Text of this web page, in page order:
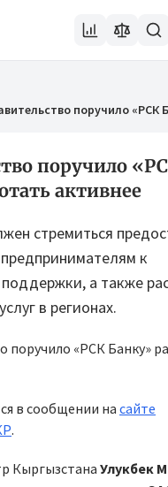
поручило «РСК
поручило
активнее
стремиться
к
а также
в регионах.
в сообщении на сайте
.
Кыргызстана Улукбек